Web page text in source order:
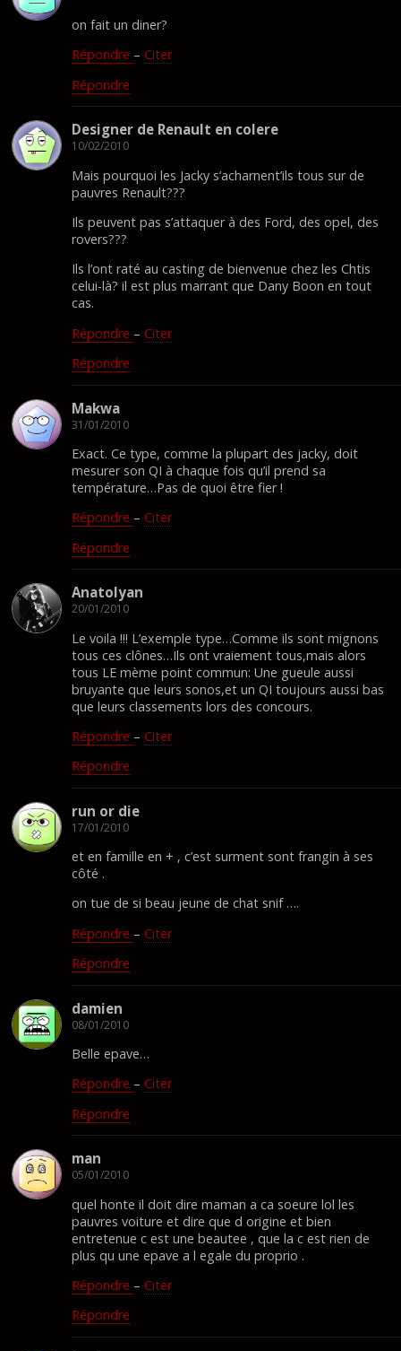
on fait un diner?
Répondre – Citer
Répondre
Designer de Renault en colere
10/02/2010
Mais pourquoi les Jacky s’acharnent’ils tous sur de
pauvres Renault???
Ils peuvent pas s’attaquer à des Ford, des opel, des
rovers???
Ils l’ont raté au casting de bienvenue chez les Chtis
celui-là? il est plus marrant que Dany Boon en tout
cas.
Répondre – Citer
Répondre
Makwa
31/01/2010
Exact. Ce type, comme la plupart des jacky, doit
mesurer son QI à chaque fois qu’il prend sa
température…Pas de quoi être fier !
Répondre – Citer
Répondre
Anatolyan
20/01/2010
Le voila !!! L’exemple type…Comme ils sont mignons
tous ces clônes…Ils ont vraiement tous,mais alors
tous LE mème point commun: Une gueule aussi
bruyante que leurs sonos,et un QI toujours aussi bas
que leurs classements lors des concours.
Répondre – Citer
Répondre
run or die
17/01/2010
et en famille en + , c’est surment sont frangin à ses
côté .
on tue de si beau jeune de chat snif ….
Répondre – Citer
Répondre
damien
08/01/2010
Belle epave…
Répondre – Citer
Répondre
man
05/01/2010
quel honte il doit dire maman a ca soeure lol les
pauvres voiture et dire que d origine et bien
entretenue c est une beautee , que la c est rien de
plus qu une epave a l egale du proprio .
Répondre – Citer
Répondre